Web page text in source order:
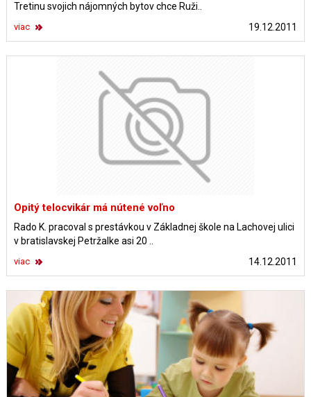
Tretinu svojich nájomných bytov chce Ruži..
19.12.2011
viac
Opitý telocvikár má nútené voľno
Rado K. pracoval s prestávkou v Základnej škole na Lachovej ulici
v bratislavskej Petržalke asi 20 ..
14.12.2011
viac